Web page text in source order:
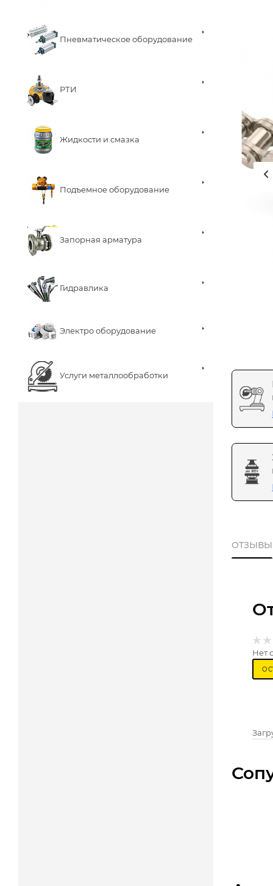
Пневматическое оборудование
РТИ
Жидкости и смазка
Подъемное оборудование
Запорная арматура
Гидравлика
Электро оборудование
Услуги металлообработки
ОТЗЫВЫ
Нет